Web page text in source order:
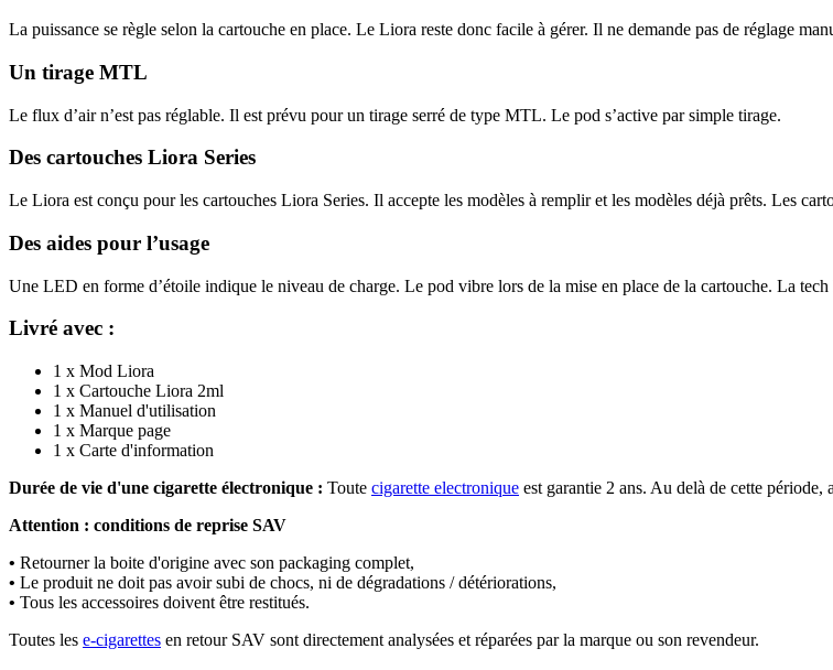
La puissance se règle selon la cartouche en place. Le Liora reste donc facile à gérer. Il ne demande pas de réglage
Un tirage MTL
Le flux d’air n’est pas réglable. Il est prévu pour un tirage serré de type MTL. Le pod s’active par simple tirage.
Des cartouches Liora Series
Le Liora est conçu pour les cartouches Liora Series. Il accepte les modèles à remplir et les modèles déjà prêts. Les
Des aides pour l’usage
Une LED en forme d’étoile indique le niveau de charge. Le pod vibre lors de la mise en place de la cartouche. La
Livré avec :
1 x Mod Liora
1 x Cartouche Liora 2ml
1 x Manuel d'utilisation
1 x Marque page
1 x Carte d'information
Durée de vie d'une cigarette électronique : Toute cigarette electronique est garantie 2 ans. Au delà de cette période,
Attention : conditions de reprise SAV
• Retourner la boite d'origine avec son packaging complet,
• Le produit ne doit pas avoir subi de chocs, ni de dégradations / détériorations,
• Tous les accessoires doivent être restitués.
Toutes les e-cigarettes en retour SAV sont directement analysées et réparées par la marque ou son revendeur.